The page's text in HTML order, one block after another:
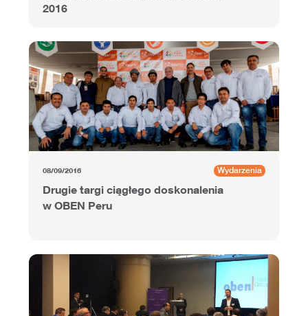
2016
08/09/2016 Wydarzenia
Drugie targi ciągłego doskonalenia
w OBEN Peru